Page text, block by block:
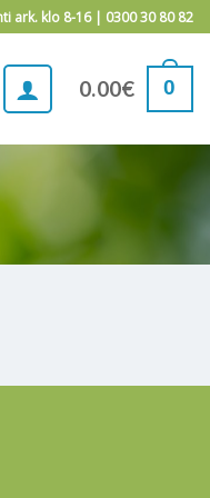
ark. klo 8-16 | 0300 30 80 82
0.00€ 0